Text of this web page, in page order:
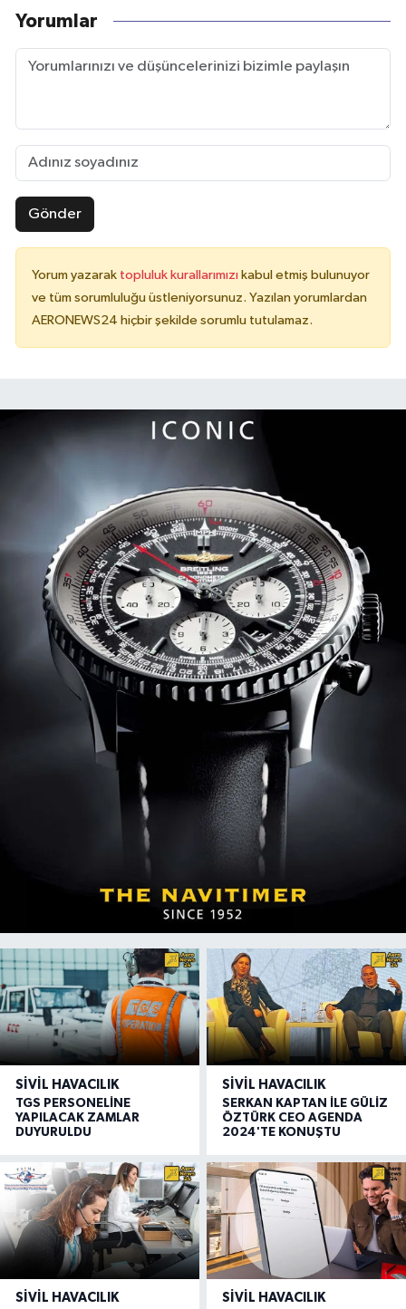
Yorumlar
Gönder
Yorum yazarak topluluk kurallarımızı kabul etmiş bulunuyor
ve tüm sorumluluğu üstleniyorsunuz. Yazılan yorumlardan
AERONEWS24 hiçbir şekilde sorumlu tutulamaz.
SIVIL HAVACILIK
TGS PERSONELİNE
YAPILACAK ZAMLAR
DUYURULDU
SIVIL HAVACILIK
SERKAN KAPTAN İLE GÜLİZ
ÖZTÜRK CEO AGENDA
2024'TE KONUŞTU
SIVIL HAVACILIK SIVIL HAVACILIK